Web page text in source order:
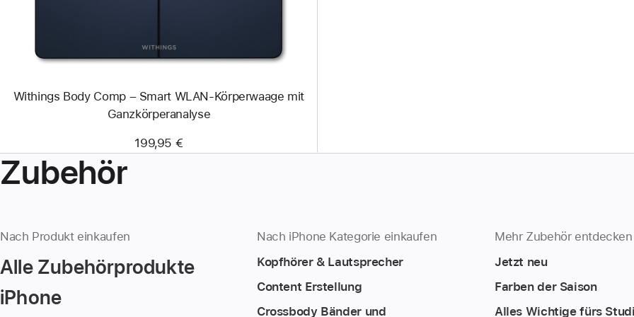
Ganzkörperanalyse
Withings Body Comp – Smart WLAN-Körperwaage mit
Ganzkörperanalyse
199,95 €
Zubehör
Nach Produkt einkaufen
Alle Zubehörprodukte
iPhone
Nach iPhone Kategorie einkaufen
Kopfhörer & Lautsprecher
Content Erstellung
Crossbody Bänder und
Mehr Zubehör entdecken
Jetzt neu
Farben der Saison
Alles Wichtige fürs